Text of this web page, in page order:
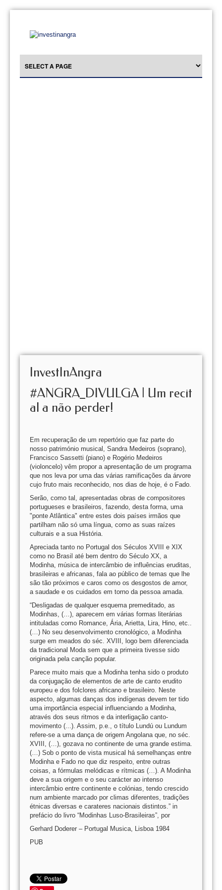
InvestInAngra
#ANGRA_DIVULGA | Um recit
al a não perder!
Em recuperação de um repertório que faz parte do
nosso património musical, Sandra Medeiros (soprano),
Francisco Sassetti (piano) e Rogério Medeiros
(violoncelo) vêm propor a apresentação de um programa
que nos leva por uma das várias ramificações da árvore
cujo fruto mais reconhecido, nos dias de hoje, é o Fado.
Serão, como tal, apresentadas obras de compositores
portugueses e brasileiros, fazendo, desta forma, uma
"ponte Atlântica" entre estes dois países irmãos que
partilham não só uma língua, como as suas raízes
culturais e a sua História.
Apreciada tanto no Portugal dos Séculos XVIII e XIX
como no Brasil até bem dentro do Século XX, a
Modinha, música de intercâmbio de influências eruditas,
brasileiras e africanas, fala ao público de temas que lhe
são tão próximos e caros como os desgostos de amor,
a saudade e os cuidados em torno da pessoa amada.
“Desligadas de qualquer esquema premeditado, as
Modinhas, (…), aparecem em várias formas literárias
intituladas como Romance, Ária, Arietta, Lira, Hino, etc..
(…) No seu desenvolvimento cronológico, a Modinha
surge em meados do séc. XVIII, logo bem diferenciada
da tradicional Moda sem que a primeira tivesse sido
originada pela canção popular.
Parece muito mais que a Modinha tenha sido o produto
da conjugação de elementos de arte de canto erudito
europeu e dos folclores africano e brasileiro. Neste
aspecto, algumas danças dos indígenas devem ter tido
uma importância especial influenciando a Modinha,
através dos seus ritmos e da interligação canto-
movimento (...). Assim, p.e., o título Lundú ou Lundum
refere-se a uma dança de origem Angolana que, no séc.
XVIII, (…), gozava no continente de uma grande estima.
(…) Sob o ponto de vista musical há semelhanças entre
Modinha e Fado no que diz respeito, entre outras
coisas, a fórmulas melódicas e rítmicas (…). A Modinha
deve a sua origem e o seu carácter ao intenso
intercâmbio entre continente e colónias, tendo crescido
num ambiente marcado por climas diferentes, tradições
étnicas diversas e carateres nacionais distintos.” in
prefácio do livro “Modinhas Luso-Brasileiras”, por
Gerhard Doderer – Portugal Musica, Lisboa 1984
PUB